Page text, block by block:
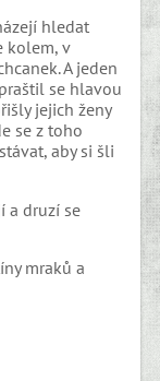
hledat
kolem, v
A jeden
se hlavou
jejich ženy
se z toho
aby si šli
a druzí se
mraků a